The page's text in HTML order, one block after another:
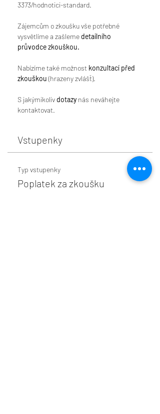
3373/hodnotici-standard.
Zájemcům o zkoušku vše potřebné
vysvětlíme a zašleme detailního
průvodce zkouškou.
Nabízíme také možnost konzultací před
zkouškou (hrazeny zvlášť).
S jakýmikoliv dotazy nás neváhejte
kontaktovat.
Vstupenky
Typ vstupenky
Poplatek za zkoušku